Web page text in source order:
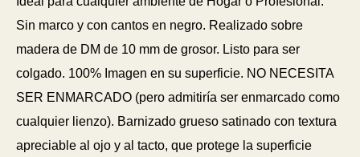
Sin marco y con cantos en negro. Realizado sobre
madera de DM de 10 mm de grosor. Listo para ser
colgado. 100% Imagen en su superficie. NO NECESITA
SER ENMARCADO (pero admitiría ser enmarcado como
cualquier lienzo). Barnizado grueso satinado con textura
apreciable al ojo y al tacto, que protege la superficie